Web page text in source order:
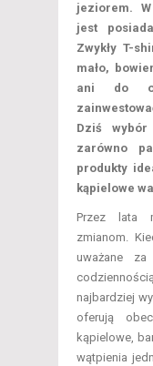
jeziorem.
jest
Zwykły T-
mało,
ani do
Dziś
zarówno
produkty
kąpielowe
Przez lata
zmianom.
uważane
najbardziej
oferują
kąpielowe,
wątpienia